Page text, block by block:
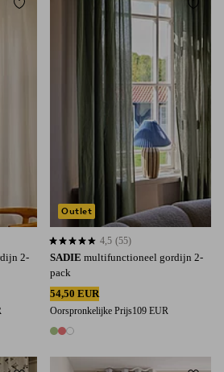
2-
Toevoegen aan favorieten
SADIE multifunctioneel gordijn 2-
pack
54,50 EUR
Oorspronkelijke Prijs109 EUR
3 kleuren
4,5 op basis van 55 beoordelingen
4,5 (55)
Outlet